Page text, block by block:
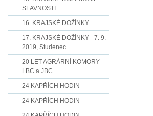
SLAVNOSTI
16. KRAJSKÉ DOŽÍNKY
17. KRAJSKÉ DOŽÍNKY - 7. 9.
2019, Studenec
20 LET AGRÁRNÍ KOMORY
LBC a JBC
24 KAPŘÍCH HODIN
24 KAPŘÍCH HODIN